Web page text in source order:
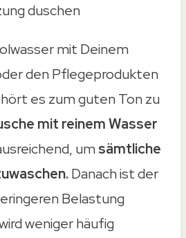
duschen
mit Deinem
den Pflegeprodukten
es zum guten Ton zu
mit reinem Wasser
umsämtliche
Danach ist der
Belastung
weniger häufig